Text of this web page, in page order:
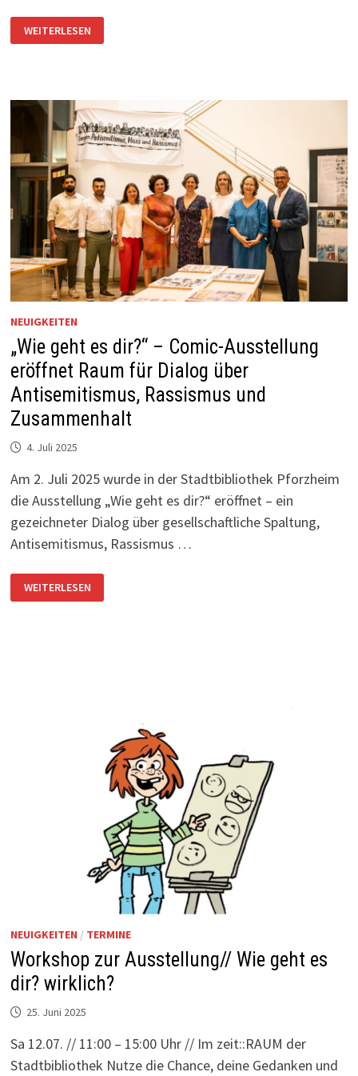
LANDTAGSPRÄSIDENTIN
MUHTEREM
ARAS
DER
RELIGIONEN
PFORZHEIM
DIALOG
FÜR
ZUSAMMENHALT
UND
VERSTÄNDIGUNG
WEITERLESEN
NEUIGKEITEN
„Wie geht es dir?“ – Comic-Ausstellung
eröffnet Raum für Dialog über
Antisemitismus, Rassismus und
Zusammenhalt
4. Juli 2025
Am 2. Juli 2025 wurde in der Stadtbibliothek Pforzheim
die Ausstellung „Wie geht es dir?“ eröffnet – ein
gezeichneter Dialog über gesellschaftliche Spaltung,
Antisemitismus, Rassismus …
GEHT
ES
WEITERLESEN
NEUIGKEITEN / TERMINE
Workshop zur Ausstellung// Wie geht es
dir? wirklich?
25. Juni 2025
Sa 12.07. // 11:00 – 15:00 Uhr // Im zeit::RAUM der
Stadtbibliothek Nutze die Chance, deine Gedanken und